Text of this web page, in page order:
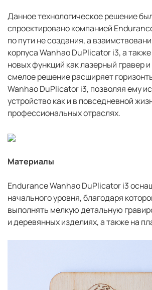
Данное технологическое решение
спроектировано компанией
по пути не создания, а
корпуса Wanhao DuPlicator i3, а
новых функций как лазерный гравер
смелое решение расширяет
Wanhao DuPlicator i3, позволяя ему
устройство как и в повседневной
профессиональных отраслях.
Материалы
Endurance Wanhao DuPlicator i3
начального уровня, благодаря
выполнять мелкую детальную
и деревянных изделиях, а также на